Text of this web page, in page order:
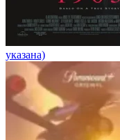
указана)